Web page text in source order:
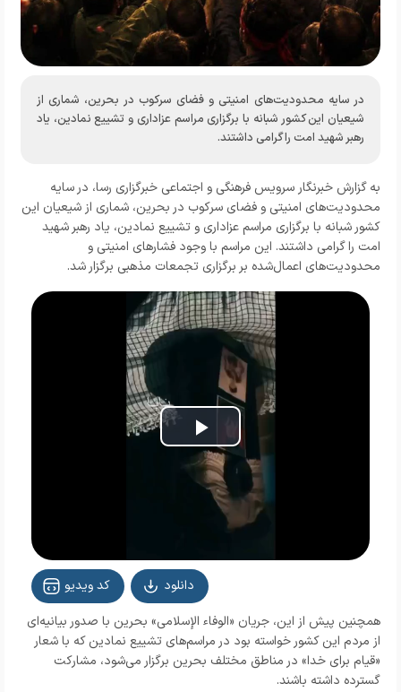
در سایه محدودیت‌های امنیتی و فضای سرکوب در بحرین، شماری از
شیعیان این کشور شبانه با برگزاری مراسم عزاداری و تشییع نمادین، یاد
رهبر شهید امت را گرامی داشتند.
به گزارش خبرنگارسرویس فرهنگی و اجتماعی خبرگزاری رسا، در سایه
محدودیت‌های امنیتی و فضای سرکوب در بحرین، شماری از شیعیان این
کشور شبانه با برگزاری مراسم عزاداری و تشییع نمادین، یاد رهبر شهید
امت را گرامی داشتند. این مراسم با وجود فشارهای امنیتی و
محدودیت‌های اعمال‌شده بر برگزاری تجمعات مذهبی برگزار شد.
Play
Video
کد ویدیو
دانلود
همچنین پیش از این، جریان «الوفاء الإسلامی» بحرین با صدور بیانیه‌ای
از مردم این کشور خواسته بود در مراسم‌های تشییع نمادین که با شعار
«قیام برای خدا» در مناطق مختلف بحرین برگزار می‌شود، مشارکت
گسترده داشته باشند.